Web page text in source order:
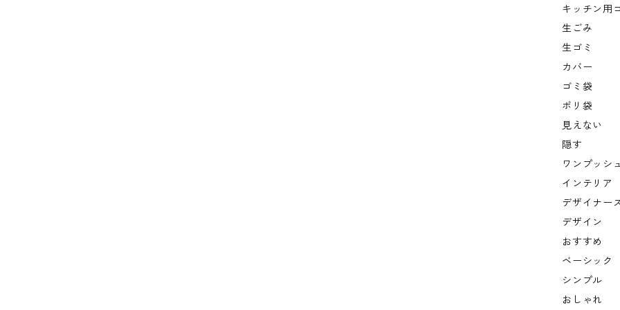
キッチン用
生ごみ
生ゴミ
カバー
ゴミ袋
ポリ袋
見えない
隠す
ワンプッシ
インテリア
デザイナー
デザイン
おすすめ
ベーシック
シンプル
おしゃれ